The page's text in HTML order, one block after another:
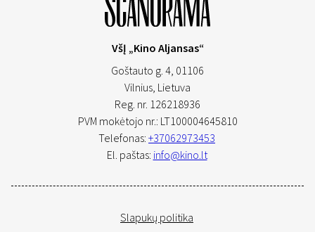
VšĮ „Kino Aljansas“
Goštauto g. 4, 01106
Vilnius, Lietuva
Reg. nr. 126218936
PVM mokėtojo nr.: LT100004645810
Telefonas: +37062973453
El. paštas: info@kino.lt
Slapukų politika